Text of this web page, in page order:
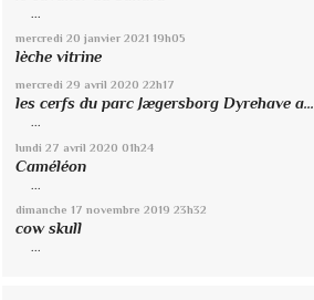
mercredi 20 janvier 2021 19h05
lèche vitrine
mercredi 29 avril 2020 22h17
les cerfs du parc Jægersborg Dyrehave a...
lundi 27 avril 2020 01h24
Caméléon
dimanche 17 novembre 2019 23h32
cow skull
...